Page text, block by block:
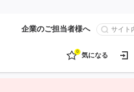
企業のご担当者様へ
0 気になる